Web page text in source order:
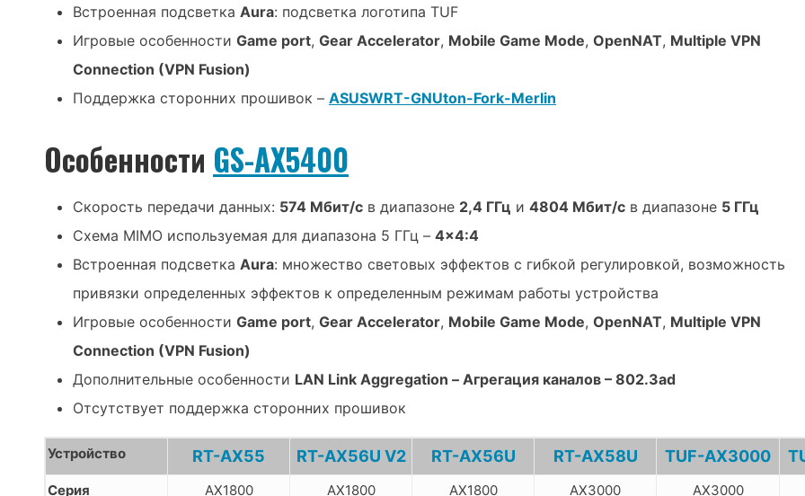
Встроенная подсветкаAura: подсветка логотипа TUF
Игровые особенностиGame port,Gear Accelerator, Mobile Game Mode,OpenNAT, Multiple VPN
Connection (VPN Fusion)
Поддержка сторонних прошивок –ASUSWRT-GNUton-Fork-Merlin
Особенности GS-AX5400
Скорость передачи данных: 574 Мбит/с в диапазоне 2,4 ГГц и4804 Мбит/с в диапазоне 5 ГГц
Схема MIMO используемая для диапазона 5 ГГц –4×4:4
Встроенная подсветка Aura: множество световых эффектов с гибкой регулировкой, возможность
привязки определенных эффектов к определенным режимам работы устройства
Игровые особенностиGame port,Gear Accelerator, Mobile Game Mode,OpenNAT, Multiple VPN
Connection (VPN Fusion)
Дополнительные особенности LAN Link Aggregation – Агрегация каналов – 802.3ad
Отсутствует поддержка сторонних прошивок
Устройство RT-AX55 RT-AX56U V2 RT-AX56U RT-AX58U TUF-AX3000
Серия AX1800 AX1800 AX1800 AX3000 AX3000